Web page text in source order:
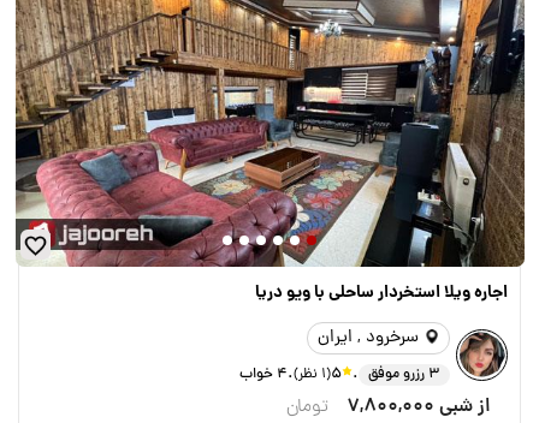
اجاره ويلا استخردار ساحلى با ويو دريا
سرخرود , ایران
3 رزرو موفق .
5(1 نظر) .4 خواب
از شبی 7,800,000 تومان